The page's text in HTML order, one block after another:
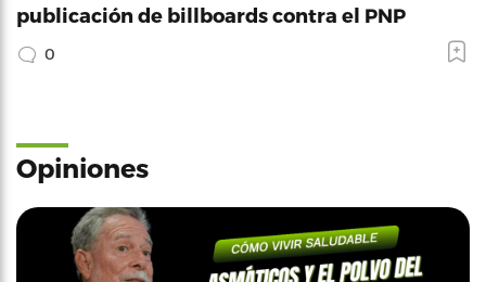
publicación de billboards contra el PNP
0
Opiniones